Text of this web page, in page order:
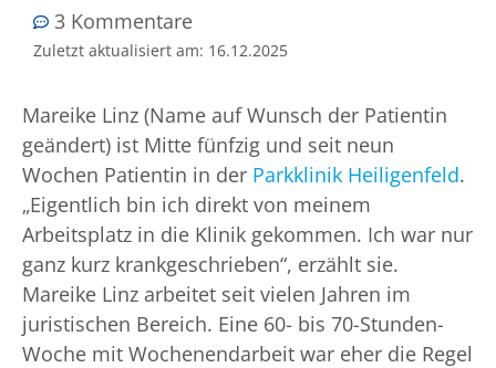
3 Kommentare
Zuletzt aktualisiert am: 16.12.2025
Mareike Linz (Name auf Wunsch der Patientin
geändert) ist Mitte fünfzig und seit neun
Wochen Patientin in der Parkklinik Heiligenfeld.
„Eigentlich bin ich direkt von meinem
Arbeitsplatz in die Klinik gekommen. Ich war nur
ganz kurz krankgeschrieben“, erzählt sie.
Mareike Linz arbeitet seit vielen Jahren im
juristischen Bereich. Eine 60- bis 70-Stunden-
Woche mit Wochenendarbeit war eher die Regel